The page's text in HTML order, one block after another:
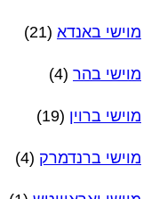
מוישי באנדא (21)
מוישי בהר (4)
מוישי ברוין (19)
מוישי ברנדמרק (4)